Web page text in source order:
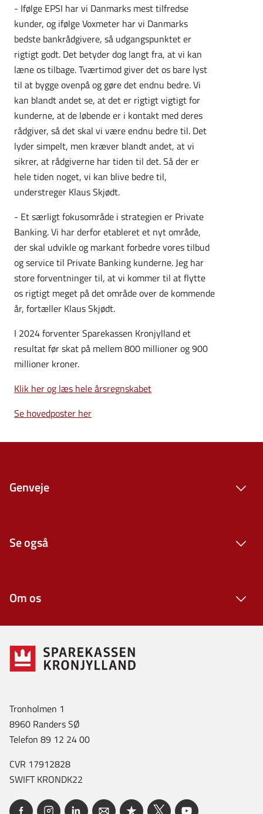
- Ifølge EPSI har vi Danmarks mest tilfredse
kunder, og ifølge Voxmeter har vi Danmarks
bedste bankrådgivere, så udgangspunktet er
rigtigt godt. Det betyder dog langt fra, at vi kan
læne os tilbage. Tværtimod giver det os bare lyst
til at bygge ovenpå og gøre det endnu bedre. Vi
kan blandt andet se, at det er rigtigt vigtigt for
kunderne, at de løbende er i kontakt med deres
rådgiver, så det skal vi være endnu bedre til. Det
lyder simpelt, men kræver blandt andet, at vi
sikrer, at rådgiverne har tiden til det. Så der er
hele tiden noget, vi kan blive bedre til,
understreger Klaus Skjødt.
- Et særligt fokusområde i strategien er Private
Banking. Vi har derfor etableret et nyt område,
der skal udvikle og markant forbedre vores tilbud
og service til Private Banking kunderne. Jeg har
store forventninger til, at vi kommer til at flytte
os rigtigt meget på det område over de kommende
år, fortæller Klaus Skjødt.
I 2024 forventer Sparekassen Kronjylland et
resultat før skat på mellem 800 millioner og 900
millioner kroner.
Klik her og læs hele årsregnskabet
Se hovedposter her
Genveje
Se også
Om os
Tronholmen 1
8960 Randers SØ
Telefon 89 12 24 00
CVR 17912828
SWIFT KRONDK22